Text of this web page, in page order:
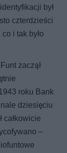
był
czterdzieści
i tak było
zaczął
roku Bank
dziesięciu
całkowicie
–